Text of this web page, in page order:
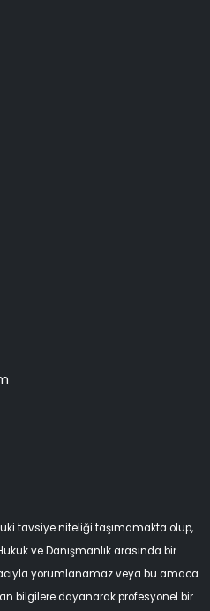
tavsiye niteliği taşımamakta olup,
ve Danışmanlık arasında bir
yorumlanamaz veya bu amaca
bilgilere dayanarak profesyonel bir